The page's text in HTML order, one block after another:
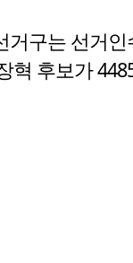
구는 선거
혁 후보가